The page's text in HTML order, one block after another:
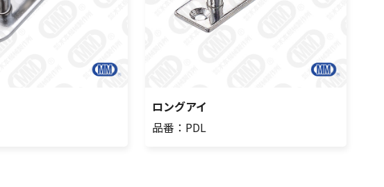
ロングアイ
品番：PDL